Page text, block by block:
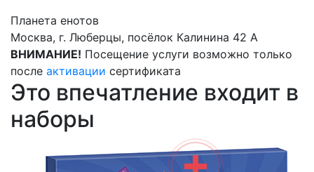
Планета енотов
Москва, г. Люберцы, посёлок Калинина 42 А
ВНИМАНИЕ! Посещение услуги возможно только
после активации сертификата
Это впечатление входит в
наборы